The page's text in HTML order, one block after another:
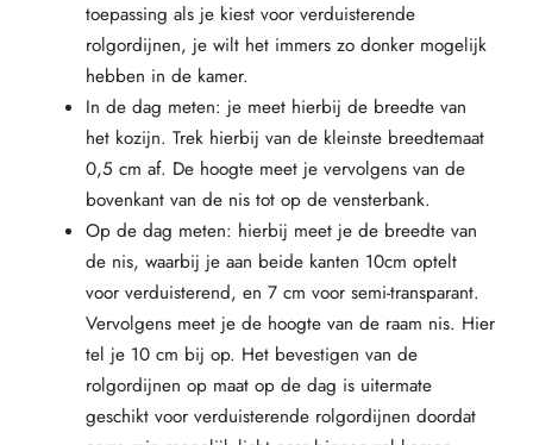
toepassing als je kiest voor verduisterende
rolgordijnen, je wilt het immers zo donker mogelijk
hebben in de kamer.
In de dag meten: je meet hierbij de breedte van
het kozijn. Trek hierbij van de kleinste breedtemaat
0,5 cm af. De hoogte meet je vervolgens van de
bovenkant van de nis tot op de vensterbank.
Op de dag meten: hierbij meet je de breedte van
de nis, waarbij je aan beide kanten 10cm optelt
voor verduisterend, en 7 cm voor semi-transparant.
Vervolgens meet je de hoogte van de raam nis. Hier
tel je 10 cm bij op. Het bevestigen van de
rolgordijnen op maat op de dag is uitermate
geschikt voor verduisterende rolgordijnen doordat